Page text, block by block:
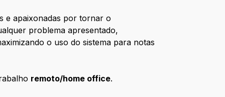
e apaixonadas por tornar o
problema apresentado,
o uso do sistema para notas
remoto/home office.